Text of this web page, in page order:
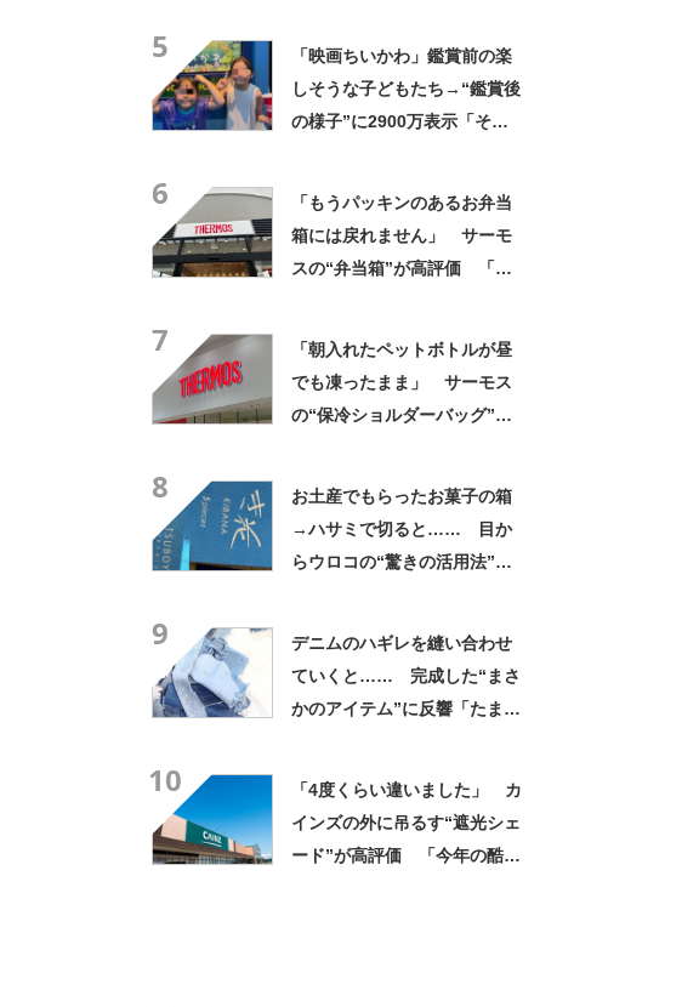
5
「映画ちいかわ」鑑賞前の楽
しそうな子どもたち→“鑑賞後
の様子”に2900万表示「そう
6
「もうパッキンのあるお弁当
箱には戻れません」 サーモ
スの“弁当箱”が高評価 「想
7
「朝入れたペットボトルが昼
でも凍ったまま」 サーモス
の“保冷ショルダーバッグ”が
8
お土産でもらったお菓子の箱
→ハサミで切ると…… 目か
らウロコの“驚きの活用法”に
9
デニムのハギレを縫い合わせ
ていくと…… 完成した“まさ
かのアイテム”に反響「たまら
10
「4度くらい違いました」 カ
インズの外に吊るす“遮光シェ
ード”が高評価 「今年の酷暑